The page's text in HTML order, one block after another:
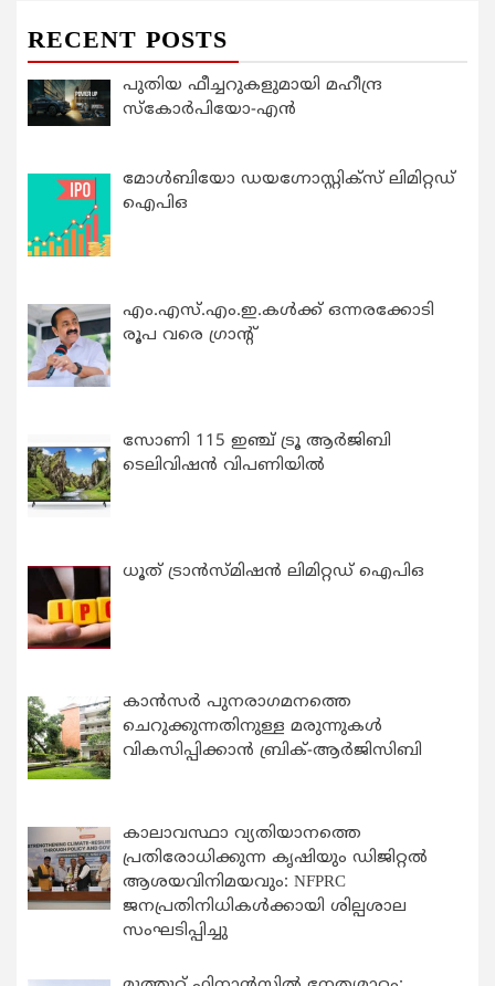
RECENT POSTS
പുതിയ ഫീച്ചറുകളുമായി മഹീന്ദ്ര
സ്കോർപിയോ-എൻ
മോൾബിയോ ഡയഗ്നോസ്റ്റിക്സ് ലിമിറ്റഡ്
ഐപിഒ
എം.എസ്.എം.ഇ.കൾക്ക് ഒന്നരക്കോടി
രൂപ വരെ ഗ്രാന്റ്
സോണി 115 ഇഞ്ച് ട്രൂ ആർജിബി
ടെലിവിഷൻ വിപണിയിൽ
ധൂത് ട്രാൻസ്മിഷൻ ലിമിറ്റഡ് ഐപിഒ
കാന്‍സര്‍ പുനരാഗമനത്തെ
ചെറുക്കുന്നതിനുള്ള മരുന്നുകള്‍
വികസിപ്പിക്കാന്‍ ബ്രിക്-ആര്‍ജിസിബി
കാലാവസ്ഥാ വ്യതിയാനത്തെ
പ്രതിരോധിക്കുന്ന കൃഷിയും ഡിജിറ്റൽ
ആശയവിനിമയവും: NFPRC
ജനപ്രതിനിധികൾക്കായി ശില്പശാല
സംഘടിപ്പിച്ചു